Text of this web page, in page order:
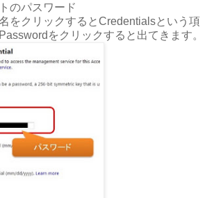
のパスワード
をクリックするとCredentialsという項
をクリックすると出てきます。